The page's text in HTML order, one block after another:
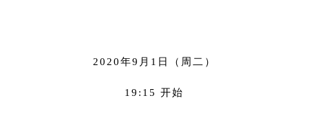
2020年9月1日（周二）
19:15 开始